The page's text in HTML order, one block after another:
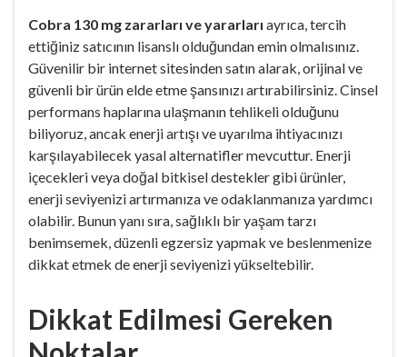
Cobra 130 mg zararları ve yararları ayrıca, tercih
ettiğiniz satıcının lisanslı olduğundan emin olmalısınız.
Güvenilir bir internet sitesinden satın alarak, orijinal ve
güvenli bir ürün elde etme şansınızı artırabilirsiniz. Cinsel
performans haplarına ulaşmanın tehlikeli olduğunu
biliyoruz, ancak enerji artışı ve uyarılma ihtiyacınızı
karşılayabilecek yasal alternatifler mevcuttur. Enerji
içecekleri veya doğal bitkisel destekler gibi ürünler,
enerji seviyenizi artırmanıza ve odaklanmanıza yardımcı
olabilir. Bunun yanı sıra, sağlıklı bir yaşam tarzı
benimsemek, düzenli egzersiz yapmak ve beslenmenize
dikkat etmek de enerji seviyenizi yükseltebilir.
Dikkat Edilmesi Gereken